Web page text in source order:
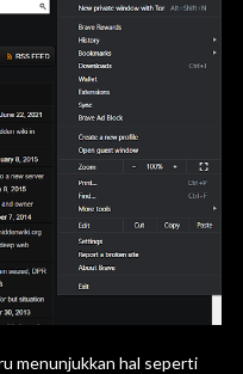
menunjukkan hal seperti